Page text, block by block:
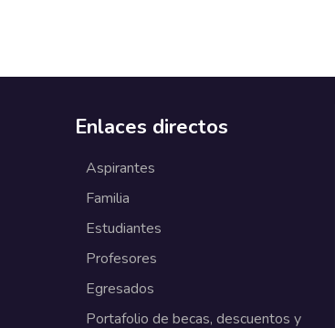
Enlaces directos
Aspirantes
Familia
Estudiantes
Profesores
Egresados
Portafolio de becas, descuentos y